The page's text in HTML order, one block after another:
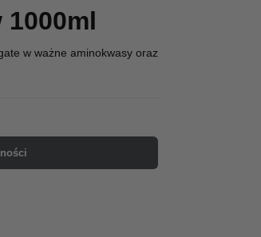
1000ml
w ważne aminokwasy oraz